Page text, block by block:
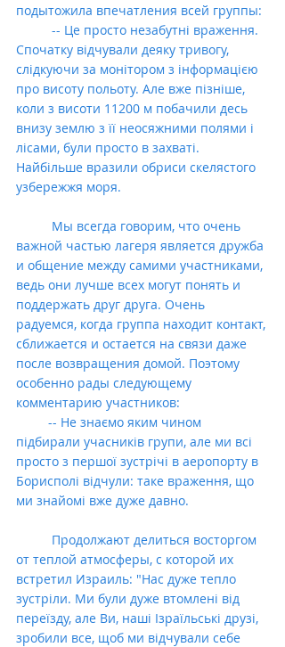
подытожила впечатления всей группы:
Спочатку відчували деяку тривогу,
слідкуючи за монітором з інформацією
про висоту польоту. Але вже пізніше,
коли з висоти 11200 м побачили десь
внизу землю з її неосяжними полями і
лісами, були просто в захваті.
Найбільше вразили обриси скелястого
узбережжя моря.
важной частью лагеря является дружба
и общение между самими участниками,
ведь они лучше всех могут понять и
поддержать друг друга. Очень
радуемся, когда группа находит контакт,
сближается и остается на связи даже
после возвращения домой. Поэтому
особенно рады следующему
комментарию участников:
підбирали учасників групи, але ми всі
просто з першої зустрічі в аеропорту в
Борисполі відчули: таке враження, що
ми знайомі вже дуже давно.
от теплой атмосферы, с которой их
встретил Израиль: "Нас дуже тепло
зустріли. Ми були дуже втомлені від
переїзду, але Ви, наші Ізраїльські друзі,
зробили все, щоб ми відчували себе